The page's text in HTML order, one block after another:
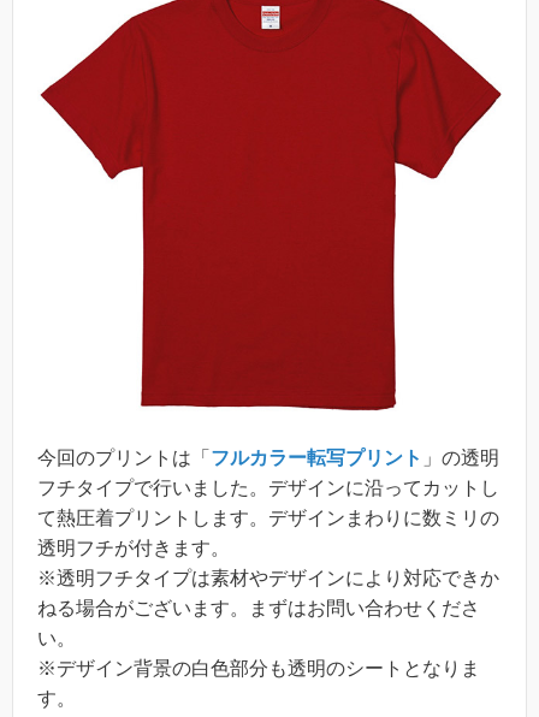
今回のプリントは「 フルカラー転写プリント 」の透明
フチタイプで行いました。デザインに沿ってカットし
て熱圧着プリントします。デザインまわりに数ミリの
透明フチが付きます。
※透明フチタイプは素材やデザインにより対応できか
ねる場合がございます。まずはお問い合わせくださ
い。
※デザイン背景の白色部分も透明のシートとなりま
す。